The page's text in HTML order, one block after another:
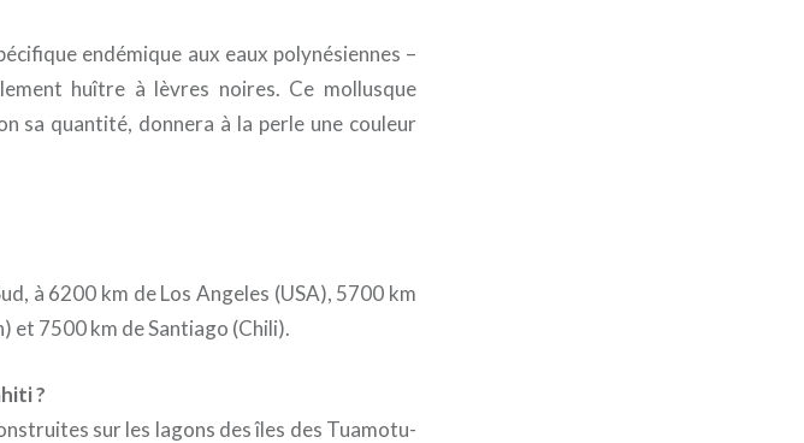
endémique aux eaux polynésiennes –
huître à lèvres noires. Ce mollusque
sa quantité, donnera à la perle une couleur
à 6200 km de Los Angeles (USA), 5700 km
et 7500 km de Santiago (Chili).
?
sur les lagons des îles des Tuamotu-